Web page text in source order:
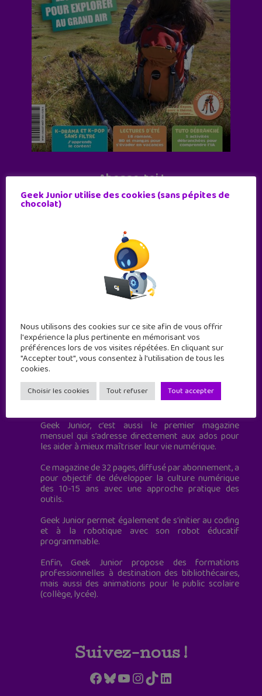
Abonne-toi !
11 numéros par an
JE M'ABONNE !
Geek Junior est le premier site de culture numérique
à destination des adolescents.
Geek Junior, c’est aussi le premier magazine
mensuel qui s’adresse directement aux ados pour
les aider à mieux maîtriser leur vie numérique.
Ce magazine de 32 pages, diffusé par abonnement, a
pour objectif de développer la culture numérique
des 10-15 ans avec une approche pratique des
outils.
Geek Junior permet également de s'initier au coding
et à la robotique avec son robot éducatif
programmable.
Enfin, Geek Junior propose des formations
professionnelles à destination des bibliothécaires,
mais aussi des animations pour le public scolaire
(collège, lycée).
Suivez-nous !
Facebook
Bluesky
YouTube
Instagram
TikTokLinkedIn
Geek Junior utilise des cookies (sans pépites de
chocolat)
Nous utilisons des cookies sur ce site afin de vous offrir
l'expérience la plus pertinente en mémorisant vos
préférences lors de vos visites répétées. En cliquant sur
"Accepter tout", vous consentez à l'utilisation de tous les
cookies.
Choisir les cookies Tout refuser Tout accepter